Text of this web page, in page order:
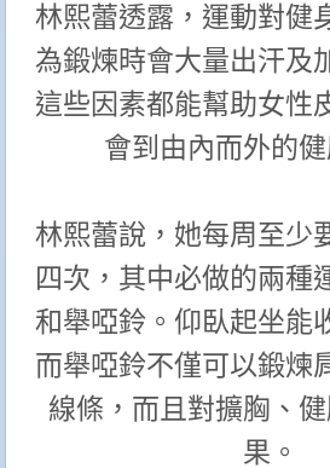
林熙蕾透露，運動對健
為鍛煉時會大量出汗及
這些因素都能幫助女性
會到由內而外的健
林熙蕾說，她每周至少
四次，其中必做的兩種
和舉啞鈴。仰臥起坐能
而舉啞鈴不僅可以鍛煉
線條，而且對擴胸、
果。